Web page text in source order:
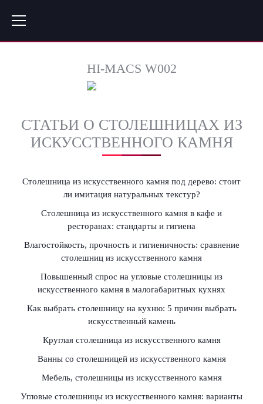
HI-MACS W002
СТАТЬИ О СТОЛЕШНИЦАХ ИЗ
ИСКУССТВЕННОГО КАМНЯ
Столешница из искусственного камня под дерево: стоит
ли имитация натуральных текстур?
Столешница из искусственного камня в кафе и
ресторанах: стандарты и гигиена
Влагостойкость, прочность и гигиеничность: сравнение
столешниц из искусственного камня
Повышенный спрос на угловые столешницы из
искусственного камня в малогабаритных кухнях
Как выбрать столешницу на кухню: 5 причин выбрать
искусственный камень
Круглая столешница из искусственного камня
Ванны со столешницей из искусственного камня
Мебель, столешницы из искусственного камня
Угловые столешницы из искусственного камня: варианты